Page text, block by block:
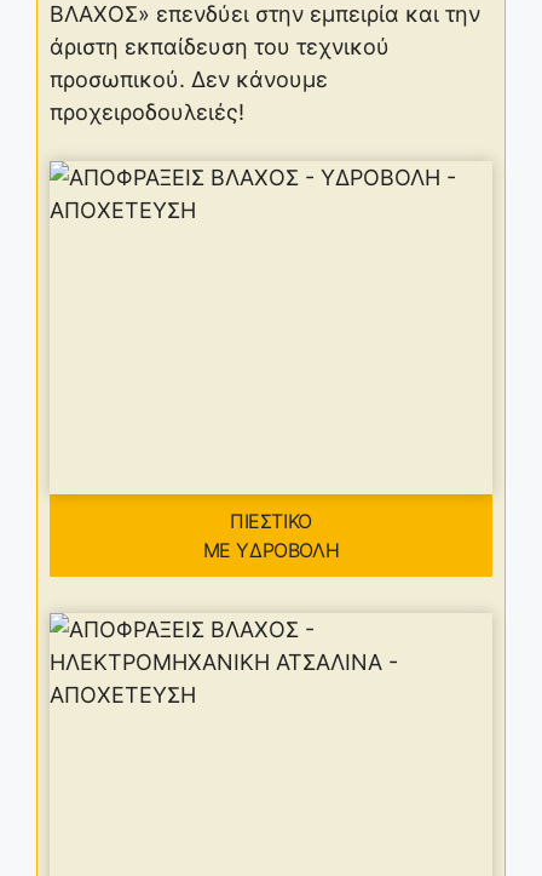
ΒΛΑΧΟΣ» επενδύει στην εμπειρία και την
άριστη εκπαίδευση του τεχνικού
προσωπικού. Δεν κάνουμε
προχειροδουλειές!
ΠΙΕΣΤΙΚΟ
ΜΕ ΥΔΡΟΒΟΛΗ